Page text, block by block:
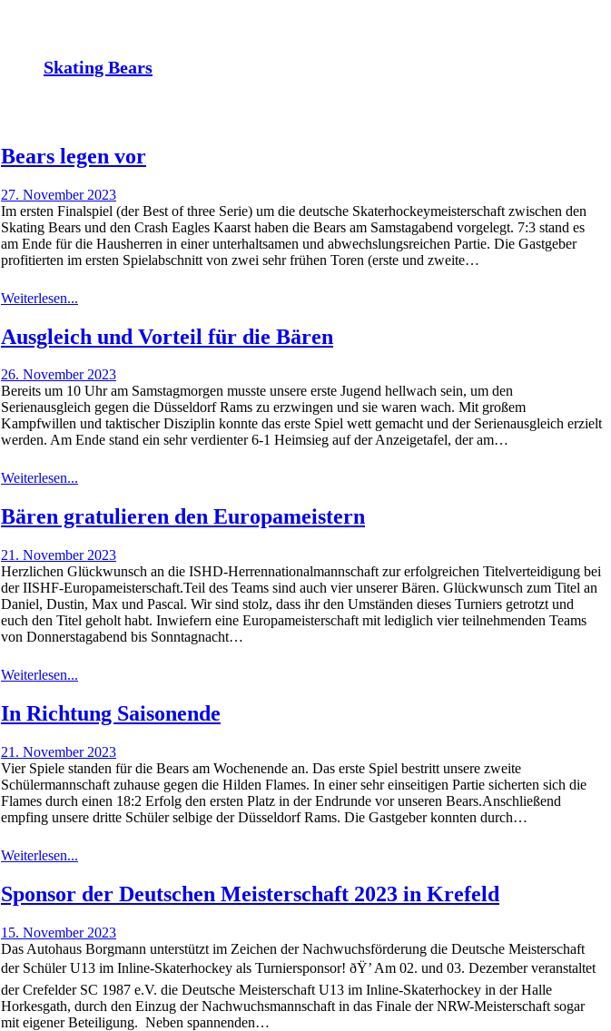
Skating Bears
Bears legen vor
27. November 2023
Im ersten Finalspiel (der Best of three Serie) um die deutsche Skaterhockeymeisterschaft zwischen den
Skating Bears und den Crash Eagles Kaarst haben die Bears am Samstagabend vorgelegt. 7:3 stand es
am Ende für die Hausherren in einer unterhaltsamen und abwechslungsreichen Partie. Die Gastgeber
profitierten im ersten Spielabschnitt von zwei sehr frühen Toren (erste und zweite…
Weiterlesen...
Ausgleich und Vorteil für die Bären
26. November 2023
Bereits um 10 Uhr am Samstagmorgen musste unsere erste Jugend hellwach sein, um den
Serienausgleich gegen die Düsseldorf Rams zu erzwingen und sie waren wach. Mit großem
Kampfwillen und taktischer Disziplin konnte das erste Spiel wett gemacht und der Serienausgleich erzielt
werden. Am Ende stand ein sehr verdienter 6-1 Heimsieg auf der Anzeigetafel, der am…
Weiterlesen...
Bären gratulieren den Europameistern
21. November 2023
Herzlichen Glückwunsch an die ISHD-Herrennationalmannschaft zur erfolgreichen Titelverteidigung bei
der IISHF-Europameisterschaft.Teil des Teams sind auch vier unserer Bären. Glückwunsch zum Titel an
Daniel, Dustin, Max und Pascal. Wir sind stolz, dass ihr den Umständen dieses Turniers getrotzt und
euch den Titel geholt habt. Inwiefern eine Europameisterschaft mit lediglich vier teilnehmenden Teams
von Donnerstagabend bis Sonntagnacht…
Weiterlesen...
In Richtung Saisonende
21. November 2023
Vier Spiele standen für die Bears am Wochenende an. Das erste Spiel bestritt unsere zweite
Schülermannschaft zuhause gegen die Hilden Flames. In einer sehr einseitigen Partie sicherten sich die
Flames durch einen 18:2 Erfolg den ersten Platz in der Endrunde vor unseren Bears.Anschließend
empfing unsere dritte Schüler selbige der Düsseldorf Rams. Die Gastgeber konnten durch…
Weiterlesen...
Sponsor der Deutschen Meisterschaft 2023 in Krefeld
15. November 2023
Das Autohaus Borgmann unterstützt im Zeichen der Nachwuchsförderung die Deutsche Meisterschaft
der Schüler U13 im Inline-Skaterhockey als Turniersponsor! ðŸ’ Am 02. und 03. Dezember veranstaltet
der Crefelder SC 1987 e.V. die Deutsche Meisterschaft U13 im Inline-Skaterhockey in der Halle
Horkesgath, durch den Einzug der Nachwuchsmannschaft in das Finale der NRW-Meisterschaft sogar
mit eigener Beteiligung. Neben spannenden…